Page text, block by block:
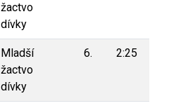
žactvo
dívky
Mladší
žactvo
dívky
6. 2:25